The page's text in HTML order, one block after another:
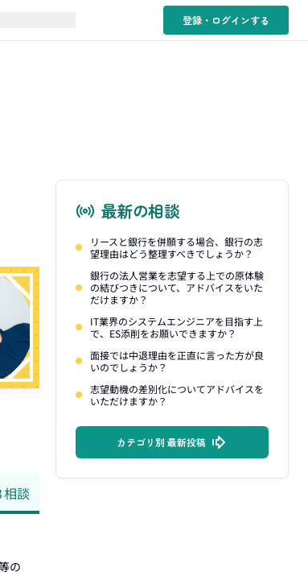
登録・ログインする
相談
の
最新の相談
リースと銀行を併願する場合、銀行の志
望理由はどう整理すべきでしょうか？
銀行の法人営業を志望する上での原体験
の結びつきについて、アドバイスをいた
だけますか？
IT業界のシステムエンジニアを目指す上
で、ES添削をお願いできますか？
面接では中退理由を正直に言った方が良
いのでしょうか？
志望動機の差別化についてアドバイスを
いただけますか？
カテゴリ別 最新投稿